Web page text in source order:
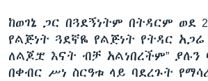
ከወገኔ ጋር በጓደኝነትም በትዳርም ወደ
የልጅነት ጓደኛዬ የልጅነት የትዳር አጋሬ
ለልጆቿ እናት ብቻ አልነበረችም”
በቀብር ሥነ ስርዓቱ ላይ ባደረጉት